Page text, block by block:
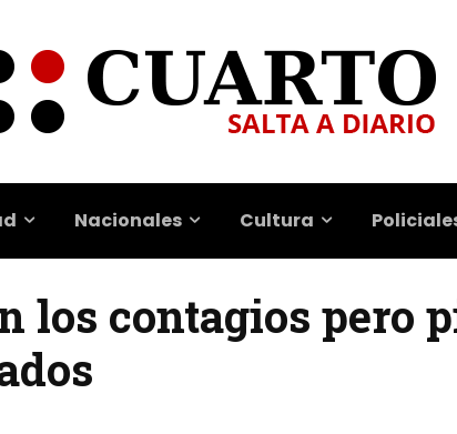
Nacionales Cultura
los contagios pero